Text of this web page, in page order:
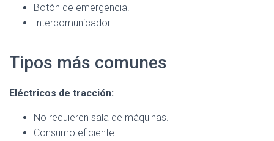
Botón de emergencia.
Intercomunicador.
Tipos más comunes
Eléctricos de tracción:
No requieren sala de máquinas.
Consumo eficiente.